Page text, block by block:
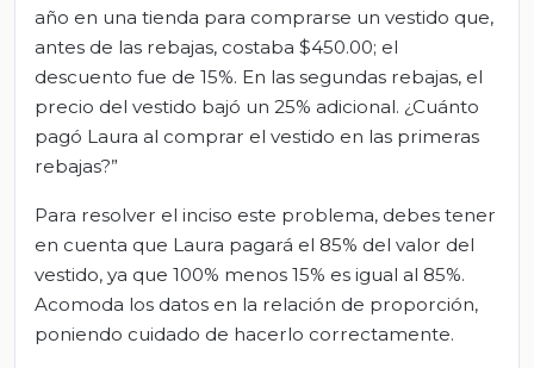
año en una tienda para comprarse un vestido que,
antes de las rebajas, costaba $450.00; el
descuento fue de 15%. En las segundas rebajas, el
precio del vestido bajó un 25% adicional. ¿Cuánto
pagó Laura al comprar el vestido en las primeras
rebajas?”
Para resolver el inciso este problema, debes tener
en cuenta que Laura pagará el 85% del valor del
vestido, ya que 100% menos 15% es igual al 85%.
Acomoda los datos en la relación de proporción,
poniendo cuidado de hacerlo correctamente.